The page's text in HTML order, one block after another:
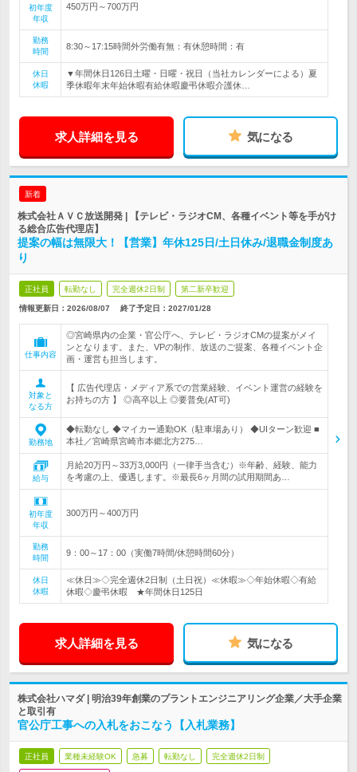
初年度
年収
450万円～700万円
勤務
時間
8:30～17:15時間外労働有無：有休憩時間：有
休日
休暇
▼年間休日126日土曜・日曜・祝日（当社カレンダーによる）夏
季休暇年末年始休暇有給休暇慶弔休暇介護休…
求人詳細を見る 気になる
新着
株式会社ＡＶＣ放送開発 | 【テレビ・ラジオCM、各種イベント等を手がけ
る総合広告代理店】
提案の幅は無限大！【営業】年休125日/土日休み/退職金制度あ
り
正社員 転勤なし 完全週休2日制 第二新卒歓迎
情報更新日：2026/08/07 終了予定日： 2027/01/28
仕事内容
◎宮崎県内の企業・官公庁へ、テレビ・ラジオCMの提案がメイ
ンとなります。また、VPの制作、放送のご提案、各種イベント企
画・運営も担当します。
対象と
なる方
【 広告代理店・メディア系での営業経験、イベント運営の経験を
お持ちの方 】 ◎高卒以上 ◎要普免(AT可)
勤務地
◆転勤なし ◆マイカー通勤OK（駐車場あり） ◆UIターン歓迎 ■
本社／宮崎県宮崎市本郷北方275…
給与
月給20万円～33万3,000円（一律手当含む）※年齢、経験、能力
を考慮の上、優遇します。※最長6ヶ月間の試用期間あ…
初年度
年収
300万円～400万円
勤務
時間
9：00～17：00（実働7時間/休憩時間60分）
休日
休暇
≪休日≫◇完全週休2日制（土日祝）≪休暇≫◇年始休暇◇有給
休暇◇慶弔休暇 ★年間休日125日
求人詳細を見る 気になる
株式会社ハマダ | 明治39年創業のプラントエンジニアリング企業／大手企業
と取引有
官公庁工事への入札をおこなう【入札業務】
正社員 業種未経験OK 急募 転勤なし 完全週休2日制